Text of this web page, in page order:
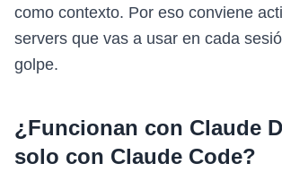
como contexto. Por eso conviene
servers que vas a usar en cada
golpe.
¿Funcionan con Claude
solo con Claude Code?